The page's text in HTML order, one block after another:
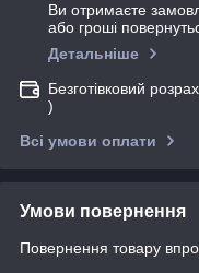
Ви отримаєте
або гроші
Детальніше
Безготівковий
)
Всі умови оплати
Умови повернення
Повернення товару